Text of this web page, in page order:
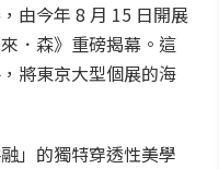
由今年 8 月 15 日開展
．森》重磅揭幕。這
將東京大型個展的海
」的獨特穿透性美學